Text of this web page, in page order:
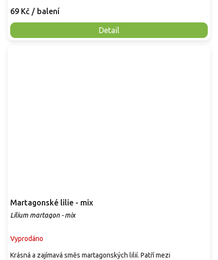
69 Kč / balení
Detail
Martagonské lilie - mix
Lilium martagon - mix
Vyprodáno
Krásná a zajímavá směs martagonských lilií. Patří mezi